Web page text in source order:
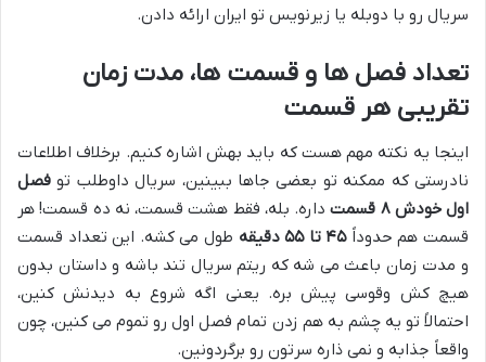
سریال رو با دوبله یا زیرنویس تو ایران ارائه دادن.
تعداد فصل ها و قسمت ها، مدت زمان
تقریبی هر قسمت
اینجا یه نکته مهم هست که باید بهش اشاره کنیم. برخلاف اطلاعات
نادرستی که ممکنه تو بعضی جاها ببینین، سریال داوطلب تو فصل
اول خودش ۸ قسمت
داره. بله، فقط هشت قسمت، نه ده قسمت! هر
قسمت هم حدوداً۴۵ تا ۵۵ دقیقه
طول می کشه. این تعداد قسمت
و مدت زمان باعث می شه که ریتم سریال تند باشه و داستان بدون
هیچ کش وقوسی پیش بره. یعنی اگه شروع به دیدنش کنین،
احتمالاً تو یه چشم به هم زدن تمام فصل اول رو تموم می کنین، چون
واقعاً جذابه و نمی ذاره سرتون رو برگردونین.